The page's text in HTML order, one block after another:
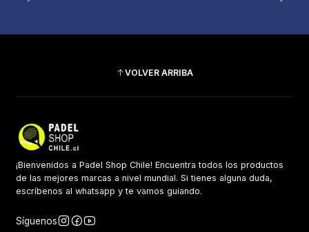
VOLVER ARRIBA
¡Bienvenidos a Padel Shop Chile! Encuentra todos los productos
de las mejores marcas a nivel mundial. Si tienes alguna duda,
escríbenos al whatsapp y te vamos guiando.
Síguenos